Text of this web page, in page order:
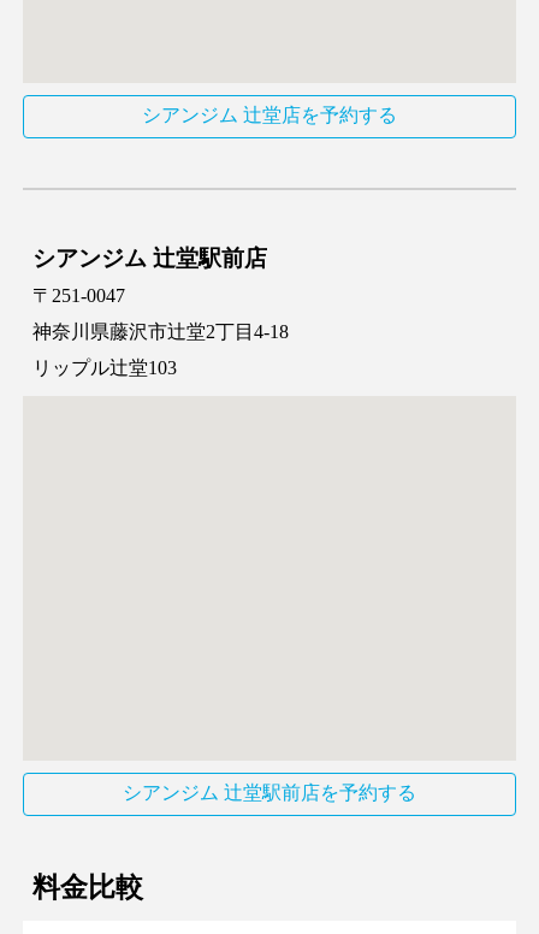
シアンジム 辻堂店を予約する
シアンジム 辻堂駅前店
〒251-0047
神奈川県藤沢市辻堂2丁目4-18
リップル辻堂103
シアンジム 辻堂駅前店を予約する
料金比較